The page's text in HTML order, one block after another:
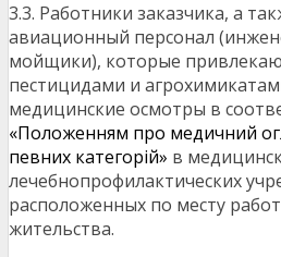
3.3. Работники заказчика, а
авиационный персонал
мойщики), которые
пестицидами и
медицинские осмотры в
«Положенням про медичний
певних категорій» в
лечебнопрофилактических
расположенных по месту
жительства.